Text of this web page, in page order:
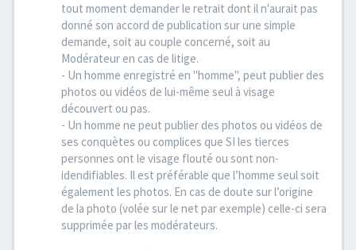
tout moment demander le retrait dont il n'aurait pas
donné son accord de publication sur une simple
demande, soit au couple concerné, soit au
Modérateur en cas de litige.
- Un homme enregistré en "homme", peut publier des
photos ou vidéos de lui-même seul à visage
découvert ou pas.
- Un homme ne peut publier des photos ou vidéos de
ses conquètes ou complices que SI les tierces
personnes ont le visage flouté ou sont non-
idendifiables. Il est préférable que l’homme seul soit
également les photos. En cas de doute sur l’origine
de la photo (volée sur le net par exemple) celle-ci sera
supprimée par les modérateurs.